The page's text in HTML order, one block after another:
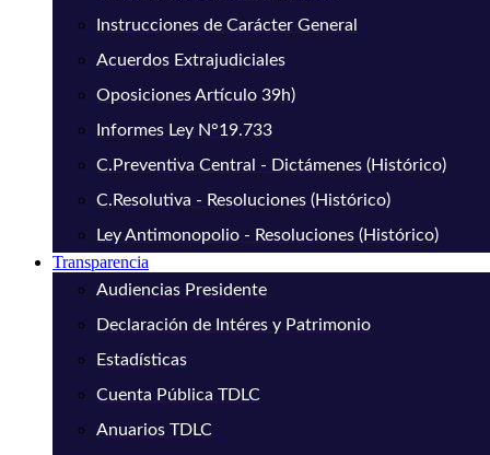
Instrucciones de Carácter General
Acuerdos Extrajudiciales
Oposiciones Artículo 39h)
Informes Ley N°19.733
C.Preventiva Central - Dictámenes (Histórico)
C.Resolutiva - Resoluciones (Histórico)
Ley Antimonopolio - Resoluciones (Histórico)
Transparencia
Audiencias Presidente
Declaración de Intéres y Patrimonio
Estadísticas
Cuenta Pública TDLC
Anuarios TDLC